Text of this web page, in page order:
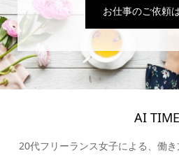
お仕事のご依頼
AI TIME
20代フリーランス女子による、働